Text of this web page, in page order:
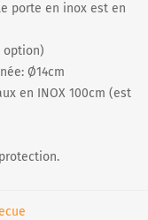
porte en inox est en
option)
Ø14cm
en INOX 100cm (est